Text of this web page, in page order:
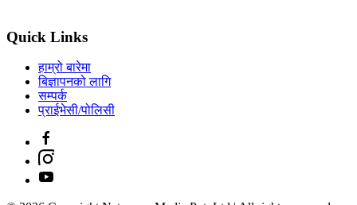
Quick Links
हाम्रो बारेमा
बिज्ञापनको लागि
सम्पर्क
प्राईभेसी/पोलिसी